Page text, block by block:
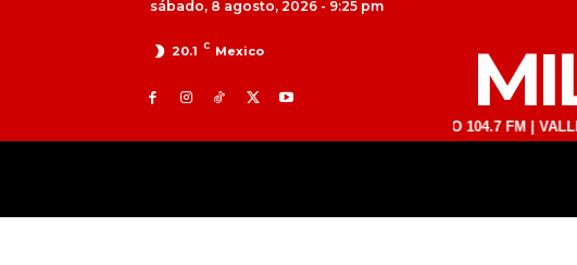
sábado, 8 agosto, 2026 - 9:25 pm
20.1 C Mexico
TOLUCA 98.9 FM | ATLACOMULCO 104.7 FM | VALLE DE